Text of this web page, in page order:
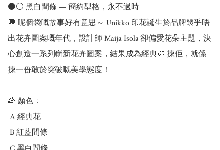
⚫⚪ 黑白間條 — 簡約型格，永不過時
💬 呢個袋嘅故事好有意思～ Unikko 印花誕生於品牌幾乎唔
出花卉圖案嘅年代，設計師 Maija Isola 卻偏愛花朵主題，決
心創造一系列嶄新花卉圖案，結果成為經典🎨 揀佢，就係
揀一份敢於突破嘅美學態度！
🌈 顏色：